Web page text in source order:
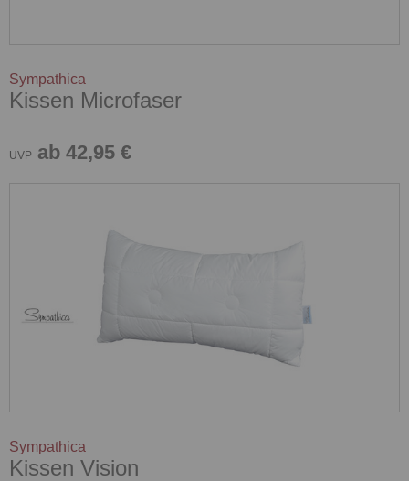
Sympathica
Kissen Microfaser
UVP ab 42,95 €
Sympathica
Kissen Vision